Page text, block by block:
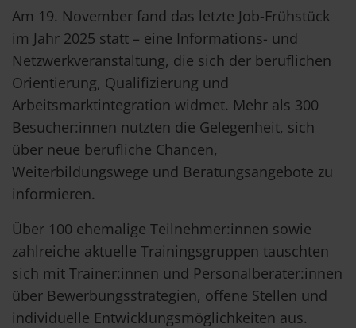
Am 19. November fand das letzte Job-Frühstück
im Jahr 2025 statt – eine Informations- und
Netzwerkveranstaltung, die sich der beruflichen
Orientierung, Qualifizierung und
Arbeitsmarktintegration widmet. Mehr als 300
Besucher:innen nutzten die Gelegenheit, sich
über neue berufliche Chancen,
Weiterbildungswege und Beratungsangebote zu
informieren.
Über 100 ehemalige Teilnehmer:innen sowie
zahlreiche aktuelle Trainingsgruppen tauschten
sich mit Trainer:innen und Personalberater:innen
über Bewerbungsstrategien, offene Stellen und
individuelle Entwicklungsmöglichkeiten aus.